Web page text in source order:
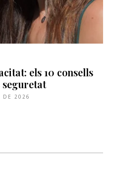
els 10 consells
seguretat
DE 2026